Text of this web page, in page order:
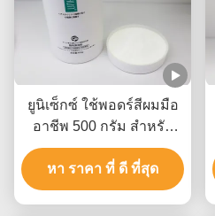
ยูนิเซ็กซ์ ใช้พอดร์สีผมมือ
อาชีพ 500 กรัม สําหรับ
การยก 8-9 ระดับ
หา ราคา ที่ ดี ที่สุด